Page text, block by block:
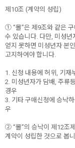
제10조 (계약의 성립)
① “몰”은 제9조와 같은
수 있습니다. 다만, 미성
얻지 못하면 미성년자 본
고지하여야 합니다.
1. 신청 내용에 허위, 기재
2. 미성년자가 담배, 주류
경우
3. 기타 구매신청에 승낙
우
② “몰”의 승낙이 제12조
계약이 성립한 것으로 봅